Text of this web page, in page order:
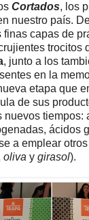
Cortados, los
nuestro país.
finas capas de
trocitos
, junto a los
en la
etapa que
de sus
nuevos tiempos:
ácidos
a emplear
oliva y girasol).